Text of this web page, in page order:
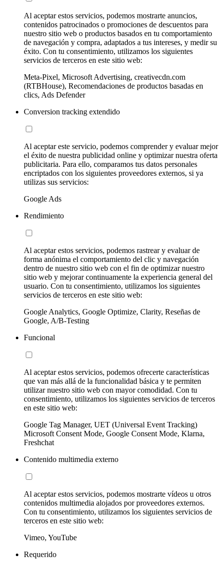
Al aceptar estos servicios, podemos mostrarte anuncios,
contenidos patrocinados o promociones de descuentos para
nuestro sitio web o productos basados en tu comportamiento
de navegación y compra, adaptados a tus intereses, y medir su
éxito. Con tu consentimiento, utilizamos los siguientes
servicios de terceros en este sitio web:
Meta-Pixel, Microsoft Advertising, creativecdn.com
(RTBHouse), Recomendaciones de productos basadas en
clics, Ads Defender
Conversion tracking extendido
Al aceptar este servicio, podemos comprender y evaluar mejor
el éxito de nuestra publicidad online y optimizar nuestra oferta
publicitaria. Para ello, comparamos tus datos personales
encriptados con los siguientes proveedores externos, si ya
utilizas sus servicios:
Google Ads
Rendimiento
Al aceptar estos servicios, podemos rastrear y evaluar de
forma anónima el comportamiento del clic y navegación
dentro de nuestro sitio web con el fin de optimizar nuestro
sitio web y mejorar continuamente la experiencia general del
usuario. Con tu consentimiento, utilizamos los siguientes
servicios de terceros en este sitio web:
Google Analytics, Google Optimize, Clarity, Reseñas de
Google, A/B-Testing
Funcional
Al aceptar estos servicios, podemos ofrecerte características
que van más allá de la funcionalidad básica y te permiten
utilizar nuestro sitio web con mayor comodidad. Con tu
consentimiento, utilizamos los siguientes servicios de terceros
en este sitio web:
Google Tag Manager, UET (Universal Event Tracking)
Microsoft Consent Mode, Google Consent Mode, Klarna,
Freshchat
Contenido multimedia externo
Al aceptar estos servicios, podemos mostrarte vídeos u otros
contenidos multimedia alojados por proveedores externos.
Con tu consentimiento, utilizamos los siguientes servicios de
terceros en este sitio web:
Vimeo, YouTube
Requerido